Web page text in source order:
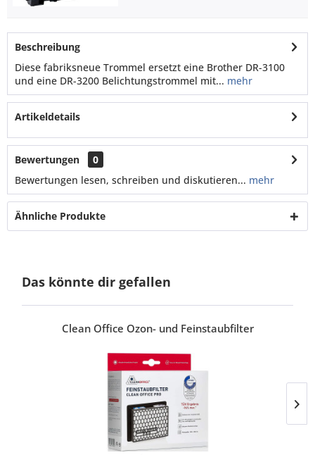
Beschreibung
Diese fabriksneue Trommel ersetzt eine Brother DR-3100
und eine DR-3200 Belichtungstrommel mit... mehr
Artikeldetails
Bewertungen
0
Bewertungen lesen, schreiben und diskutieren... mehr
Ähnliche Produkte
Das könnte dir gefallen
Clean Office Ozon- und Feinstaubfilter